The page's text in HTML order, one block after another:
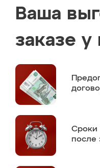
Ваша
заказе у
Сроки
после